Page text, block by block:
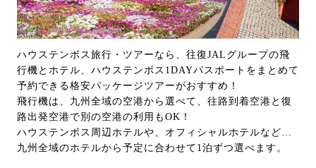
ハウステンボス旅行・ツアーなら、往復JALグループの飛
行機とホテル、ハウステンボス1DAYパスポートをまとめて
予約できる格安パッケージツアーがおすすめ！
飛行機は、九州全域の空港から選べて、往路到着空港と復
路出発空港で別の空港の利用もOK！
ハウステンボス周辺ホテルや、オフィシャルホテルなど…
九州全域のホテルから予定に合わせて1泊ずつ選べます。